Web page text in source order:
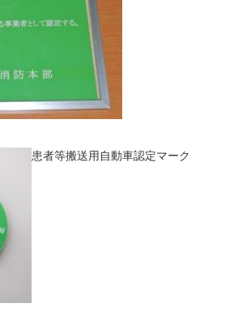
患者等搬送用自動車認定マーク